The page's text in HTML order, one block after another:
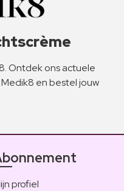
Ontdek ons actuele
en bestel jouw
profiel